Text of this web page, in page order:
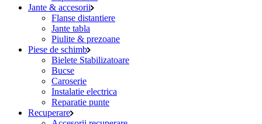
Jante & accesorii
Flanse distantiere
Jante tabla
Piulite & prezoane
Piese de schimb
Bielete Stabilizatoare
Bucse
Caroserie
Instalatie electrica
Reparatie punte
Recuperare